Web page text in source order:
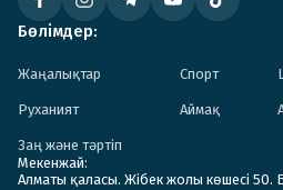
Бөлімдер:
Жаңалықтар Спорт
Руханият Аймақ
Заң және тәртіп
Мекенжай:
Алматы қаласы. Жібек жолы көшесі 50.